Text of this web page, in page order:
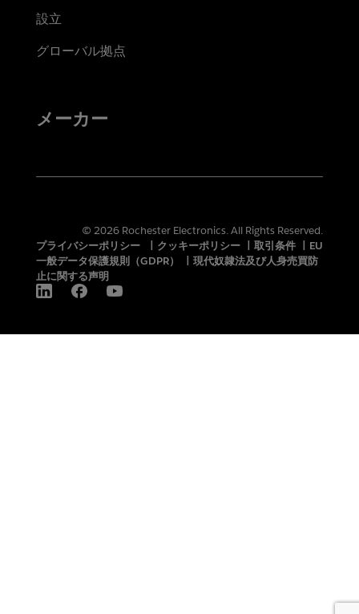
設立
グローバル拠点
メーカー
© 2026 Rochester Electronics. All Rights Reserved.
プライバシーポリシー
クッキーポリシー 取引条件
EU
一般データ保護規則（GDPR）
現代奴隷法及び人身売買防
止に関する声明